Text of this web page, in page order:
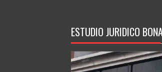
ESTUDIO JURIDICO